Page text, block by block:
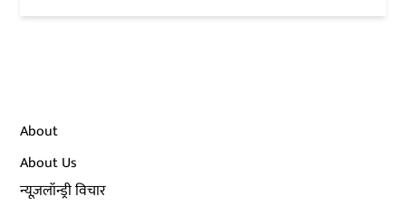
About
About Us
न्यूज़लॉन्ड्री विचार